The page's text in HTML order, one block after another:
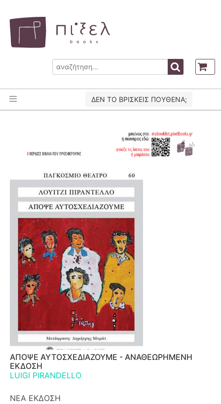
ΔΕΝ ΤΟ ΒΡΙΣΚΕΙΣ ΠΟΥΘΕΝΑ;
ΑΠΟΨΕ ΑΥΤΟΣΧΕΔΙΑΖΟΥΜΕ - ΑΝΑΘΕΩΡΗΜΕΝΗ
ΕΚΔΟΣΗ
LUIGI PIRANDELLO
ΝΕΑ ΕΚΔΟΣΗ